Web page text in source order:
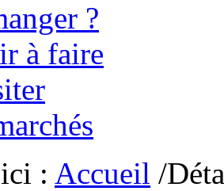
?
à faire
: Accueil /